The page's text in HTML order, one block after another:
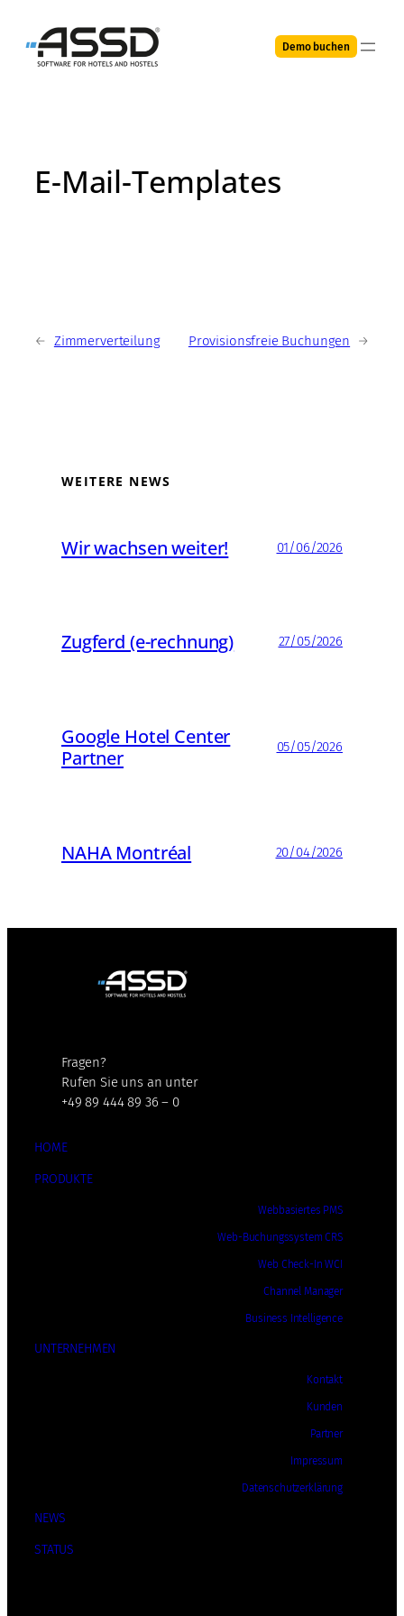
Inhalt
Demo buchen
E-Mail-Templates
← Zimmerverteilung Provisionsfreie Buchungen →
WEITERE NEWS
Wir wachsen weiter! 01/06/2026
Zugferd (e-rechnung) 27/05/2026
Google Hotel Center
Partner
05/05/2026
NAHA Montréal 20/04/2026
Fragen?
Rufen Sie uns an unter
+49 89 444 89 36 – 0
HOME
PRODUKTE
Webbasiertes PMS
Web-Buchungssystem CRS
Web Check-In WCI
Channel Manager
Business Intelligence
UNTERNEHMEN
Kontakt
Kunden
Partner
Impressum
Datenschutzerklärung
NEWS
STATUS